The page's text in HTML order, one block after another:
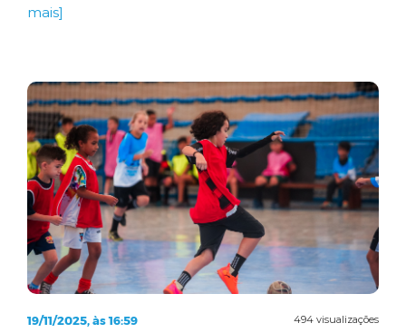
mais]
494 visualizações
19/11/2025, às 16:59